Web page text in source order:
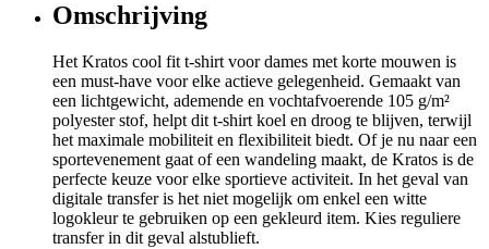
Omschrijving
Het Kratos cool fit t-shirt voor dames met korte mouwen is
een must-have voor elke actieve gelegenheid. Gemaakt van
een lichtgewicht, ademende en vochtafvoerende 105 g/m²
polyester stof, helpt dit t-shirt koel en droog te blijven, terwijl
het maximale mobiliteit en flexibiliteit biedt. Of je nu naar een
sportevenement gaat of een wandeling maakt, de Kratos is de
perfecte keuze voor elke sportieve activiteit. In het geval van
digitale transfer is het niet mogelijk om enkel een witte
logokleur te gebruiken op een gekleurd item. Kies reguliere
transfer in dit geval alstublieft.